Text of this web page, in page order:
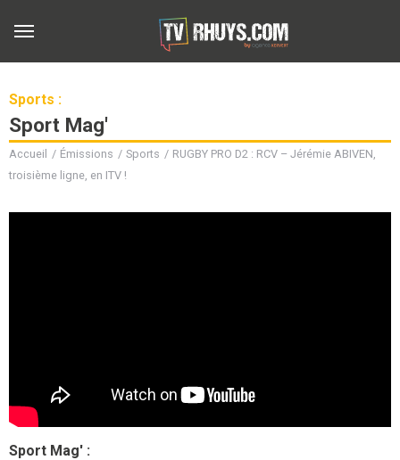
Sports :
Sport Mag'
Accueil Émissions Sports
RUGBY PRO D2 : RCV – Jérémie ABIVEN,
troisième ligne, en ITV !
Sport Mag' :